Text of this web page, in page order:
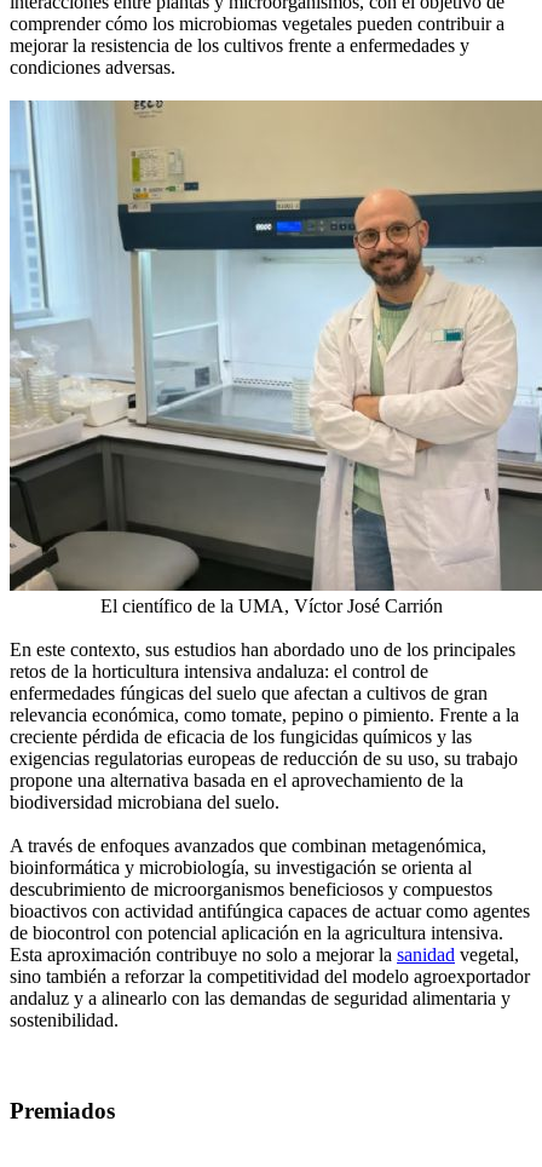
comprender cómo los microbiomas vegetales pueden contribuir a
mejorar la resistencia de los cultivos frente a enfermedades y
condiciones adversas.
El científico de la UMA, Víctor José Carrión
En este contexto, sus estudios han abordado uno de los principales
retos de la horticultura intensiva andaluza: el control de
enfermedades fúngicas del suelo que afectan a cultivos de gran
relevancia económica, como tomate, pepino o pimiento. Frente a la
creciente pérdida de eficacia de los fungicidas químicos y las
exigencias regulatorias europeas de reducción de su uso, su trabajo
propone una alternativa basada en el aprovechamiento de la
biodiversidad microbiana del suelo.
A través de enfoques avanzados que combinan metagenómica,
bioinformática y microbiología, su investigación se orienta al
descubrimiento de microorganismos beneficiosos y compuestos
bioactivos con actividad antifúngica capaces de actuar como agentes
de biocontrol con potencial aplicación en la agricultura intensiva.
Esta aproximación contribuye no solo a mejorar la sanidad vegetal,
sino también a reforzar la competitividad del modelo agroexportador
andaluz y a alinearlo con las demandas de seguridad alimentaria y
sostenibilidad.
Premiados